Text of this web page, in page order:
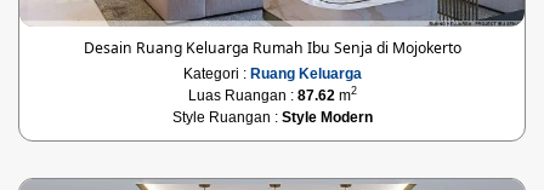
Desain Ruang Keluarga Rumah Ibu Senja di Mojokerto
Kategori : Ruang Keluarga
Luas Ruangan : 87.62m2
Style Ruangan : Style Modern